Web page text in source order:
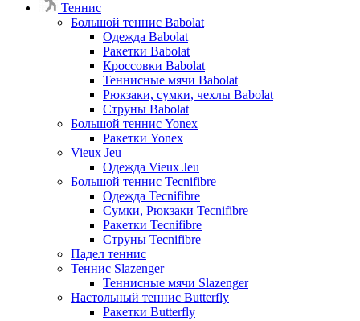
Теннис
Большой теннис Babolat
Одежда Babolat
Ракетки Babolat
Кроссовки Babolat
Теннисные мячи Babolat
Рюкзаки, сумки, чехлы Babolat
Струны Babolat
Большой теннис Yonex
Ракетки Yonex
Vieux Jeu
Одежда Vieux Jeu
Большой теннис Tecnifibre
Одежда Tecnifibre
Сумки, Рюкзаки Tecnifibre
Ракетки Tecnifibre
Струны Tecnifibre
Падел теннис
Теннис Slazenger
Теннисные мячи Slazenger
Настольный теннис Butterfly
Ракетки Butterfly